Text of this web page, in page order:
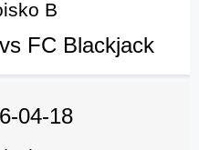
B
FC Blackjack
04-18